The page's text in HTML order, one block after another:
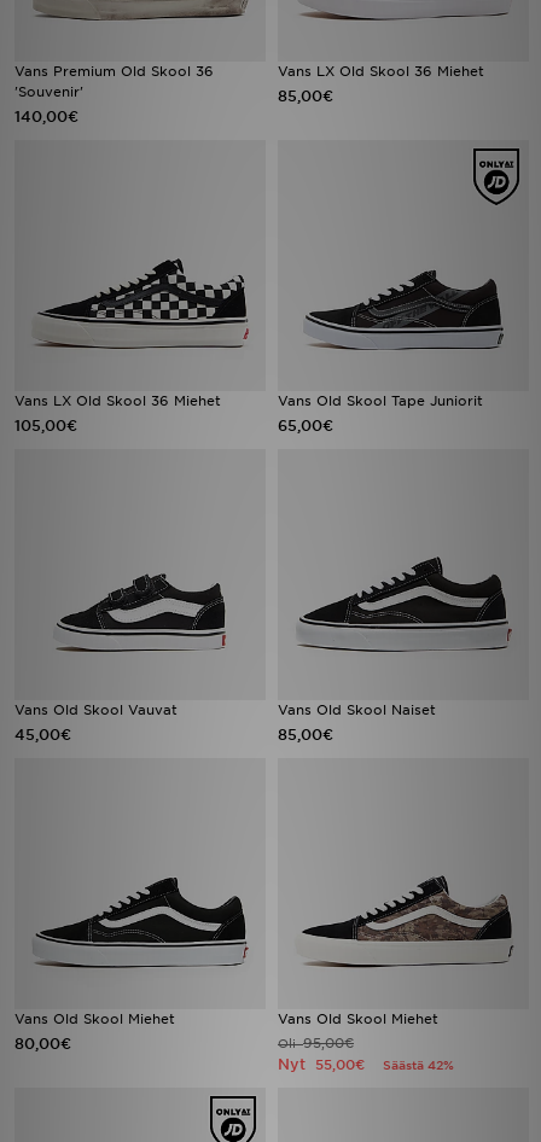
Vans Premium Old Skool 36
'Souvenir'
140,00€
Vans LX Old Skool 36 Miehet
85,00€
Vans LX Old Skool 36 Miehet
105,00€
Vans Old Skool Tape Juniorit
65,00€
Vans Old Skool Vauvat
45,00€
Vans Old Skool Naiset
85,00€
Vans Old Skool Miehet
80,00€
Vans Old Skool Miehet
Oli95,00€
Nyt 55,00€ Säästä 42%